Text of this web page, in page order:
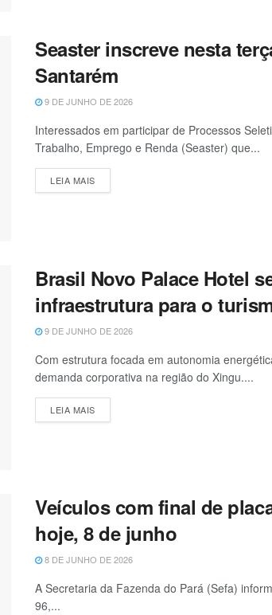
Seaster inscreve nesta
Santarém
9 DE JUNHO DE 2026
Interessados em participar de Processos
Trabalho, Emprego e Renda (Seaster) que...
LEIA MAIS
Brasil Novo Palace Hotel
infraestrutura para o
9 DE JUNHO DE 2026
Com estrutura focada em autonomia
demanda corporativa na região do Xingu....
LEIA MAIS
Veículos com final de
hoje, 8 de junho
8 DE JUNHO DE 2026
A Secretaria da Fazenda do Pará (Sefa)
96,...